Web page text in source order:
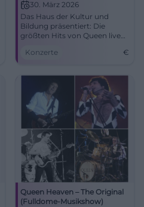
30. März 2026
Das Haus der Kultur und
Bildung präsentiert: Die
größten Hits von Queen live
Findling.
Konzerte €
Queen Heaven – The Original
(Fulldome-Musikshow)